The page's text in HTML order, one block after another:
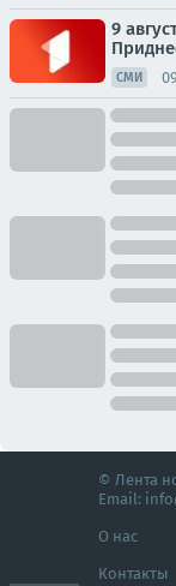
9
СМИ
© Лента
Email:
О нас
Контакты